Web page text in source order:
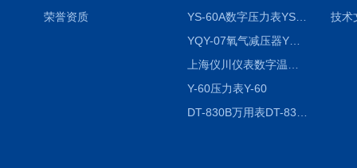
荣誉资质
YS-60A数字压力表YS-60A
YQY-07氧气减压器YQY-07
Y-60压力表Y-60
技术